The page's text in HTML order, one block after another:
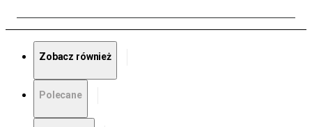
Zobacz również
Polecane